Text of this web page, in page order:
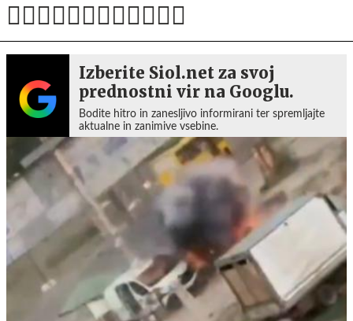
Izberite Siol.net za svoj
prednostni vir na Googlu.
Bodite hitro in zanesljivo informirani ter spremljajte
aktualne in zanimive vsebine.